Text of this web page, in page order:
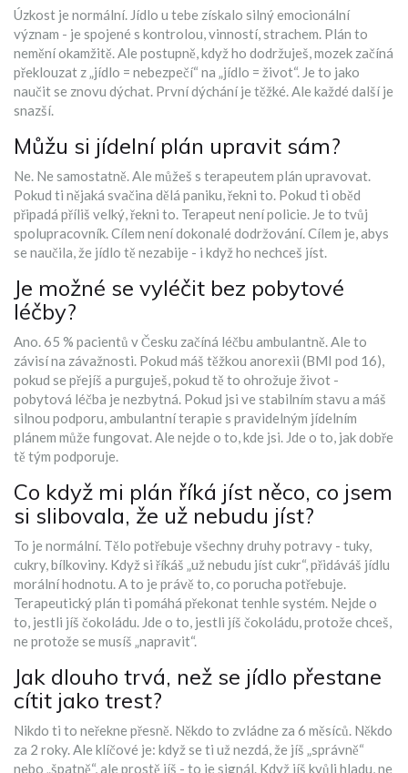
Úzkost je normální. Jídlo u tebe získalo silný emocionální
význam - je spojené s kontrolou, vinností, strachem. Plán to
nemění okamžitě. Ale postupně, když ho dodržuješ, mozek začíná
překlouzat z „jídlo = nebezpečí“ na „jídlo = život“. Je to jako
naučit se znovu dýchat. První dýchání je těžké. Ale každé další je
snazší.
Můžu si jídelní plán upravit sám?
Ne. Ne samostatně. Ale můžeš s terapeutem plán upravovat.
Pokud ti nějaká svačina dělá paniku, řekni to. Pokud ti oběd
připadá příliš velký, řekni to. Terapeut není policie. Je to tvůj
spolupracovník. Cílem není dokonalé dodržování. Cílem je, abys
se naučila, že jídlo tě nezabije - i když ho nechceš jíst.
Je možné se vyléčit bez pobytové
léčby?
Ano. 65 % pacientů v Česku začíná léčbu ambulantně. Ale to
závisí na závažnosti. Pokud máš těžkou anorexii (BMI pod 16),
pokud se přejíš a purguješ, pokud tě to ohrožuje život -
pobytová léčba je nezbytná. Pokud jsi ve stabilním stavu a máš
silnou podporu, ambulantní terapie s pravidelným jídelním
plánem může fungovat. Ale nejde o to, kde jsi. Jde o to, jak dobře
tě tým podporuje.
Co když mi plán říká jíst něco, co jsem
si slibovala, že už nebudu jíst?
To je normální. Tělo potřebuje všechny druhy potravy - tuky,
cukry, bílkoviny. Když si říkáš „už nebudu jíst cukr“, přidáváš jídlu
morální hodnotu. A to je právě to, co porucha potřebuje.
Terapeutický plán ti pomáhá překonat tenhle systém. Nejde o
to, jestli jíš čokoládu. Jde o to, jestli jíš čokoládu, protože chceš,
ne protože se musíš „napravit“.
Jak dlouho trvá, než se jídlo přestane
cítit jako trest?
Nikdo ti to neřekne přesně. Někdo to zvládne za 6 měsíců. Někdo
za 2 roky. Ale klíčové je: když se ti už nezdá, že jíš „správně“
nebo „špatně“, ale prostě jíš - to je signál. Když jíš kvůli hladu, ne